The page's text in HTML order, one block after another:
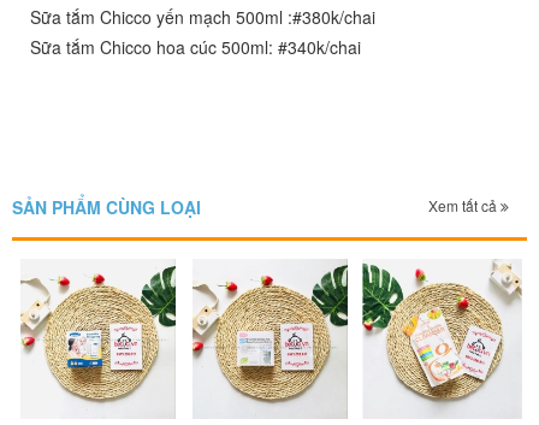
Sữa tắm Chicco yến mạch 500ml :#380k/chai
Sữa tắm Chicco hoa cúc 500ml: #340k/chai
SẢN PHẨM CÙNG LOẠI Xem tất cả